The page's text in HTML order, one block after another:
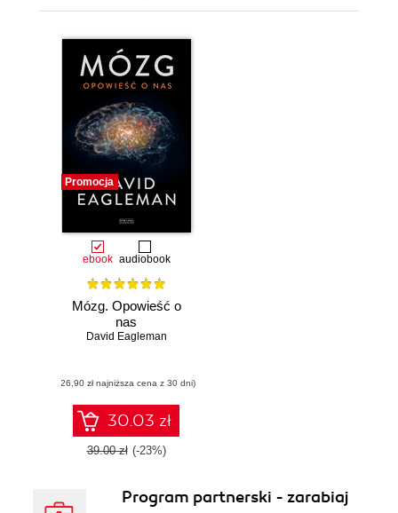
Promocja
ebook audiobook
Mózg. Opowieść o
nas
David Eagleman
(26,90 zł najniższa cena z 30 dni)
30.03 zł
39.00 zł (-23%)
Program partnerski - zarabiaj